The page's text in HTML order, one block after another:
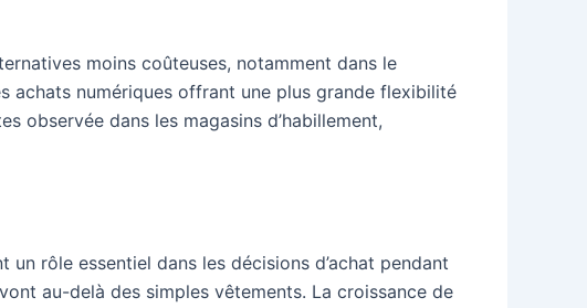
moins coûteuses, notamment dans le
achats numériques offrant une plus grande flexibilité
observée dans les magasins d’habillement,
rôle essentiel dans les décisions d’achat pendant
au-delà des simples vêtements. La croissance de